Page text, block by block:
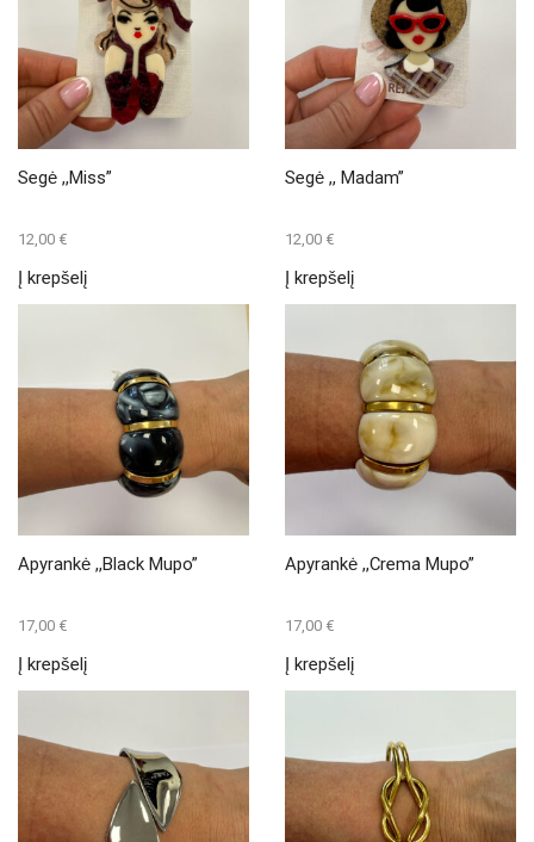
Segė ,,Miss”
12,00 €
Į krepšelį
Segė ,, Madam”
12,00 €
Į krepšelį
Apyrankė ,,Black Mupo”
17,00 €
Į krepšelį
Apyrankė ,,Crema Mupo”
17,00 €
Į krepšelį